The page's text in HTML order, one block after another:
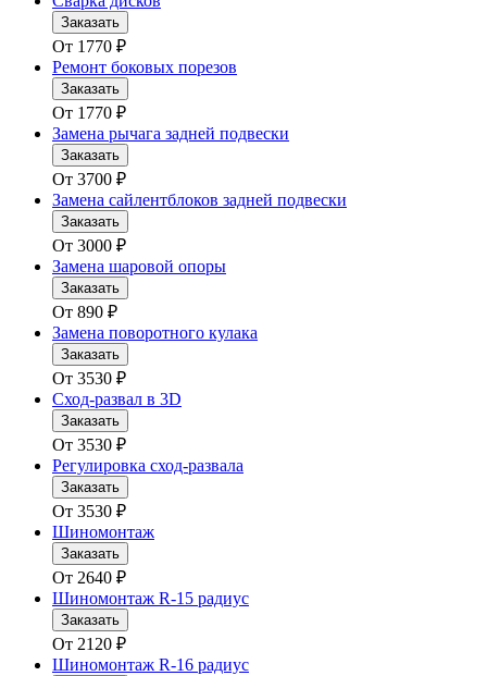
Заказать
От 1770 ₽
Ремонт боковых порезов
Заказать
От 1770 ₽
Замена рычага задней подвески
Заказать
От 3700 ₽
Замена сайлентблоков задней подвески
Заказать
От 3000 ₽
Замена шаровой опоры
Заказать
От 890 ₽
Замена поворотного кулака
Заказать
От 3530 ₽
Сход-развал в 3D
Заказать
От 3530 ₽
Регулировка сход-развала
Заказать
От 3530 ₽
Шиномонтаж
Заказать
От 2640 ₽
Шиномонтаж R-15 радиус
Заказать
От 2120 ₽
Шиномонтаж R-16 радиус